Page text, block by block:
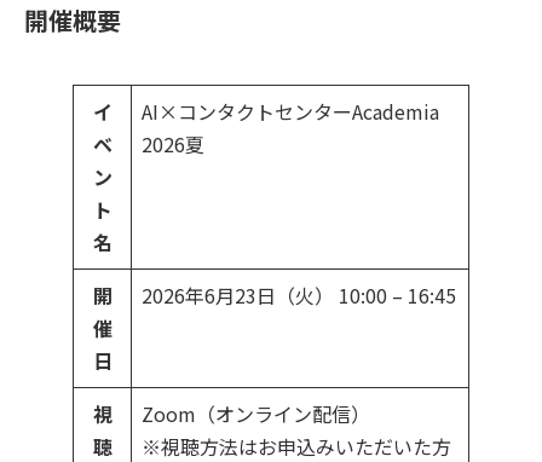
開催概要
イ
ベ
ン
ト
名
AI×コンタクトセンターAcademia
2026夏
開
催
日
2026年6月23日（火） 10:00 – 16:45
視
聴
Zoom（オンライン配信）
※視聴方法はお申込みいただいた方